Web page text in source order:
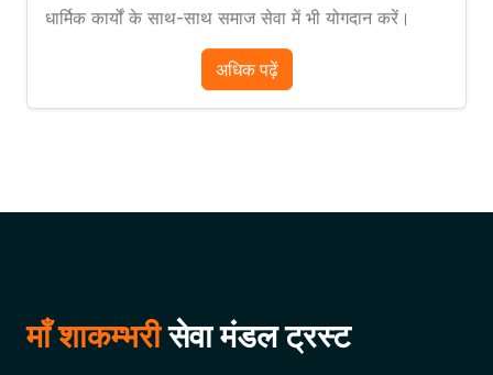
धार्मिक कार्यों के साथ-साथ समाज सेवा में भी योगदान करें।
अधिक पढ़ें
माँ शाकम्भरीसेवा मंडल ट्रस्ट